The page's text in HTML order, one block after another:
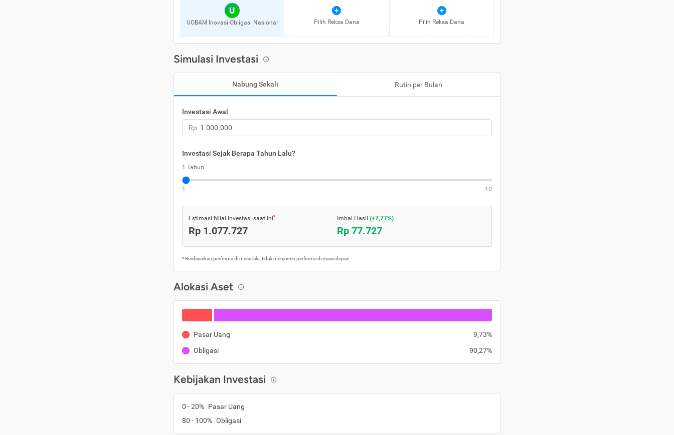
U
UOBAM Inovasi Obligasi Nasional Pilih Reksa Dana Pilih Reksa Dana
Simulasi Investasi
Nabung Sekali Rutin per Bulan
Investasi Awal
Rp
Investasi Sejak Berapa Tahun Lalu?
1 Tahun
1 10
Estimasi Nilai Investasi saat ini*
Rp 1.077.727
Imbal Hasil (+7,77%)
Rp 77.727
* Berdasarkan performa di masa lalu, tidak menjamin performa di masa depan.
Alokasi Aset
Pasar Uang
9,73%
Obligasi
90,27%
Kebijakan Investasi
0 - 20% Pasar Uang
80 - 100% Obligasi